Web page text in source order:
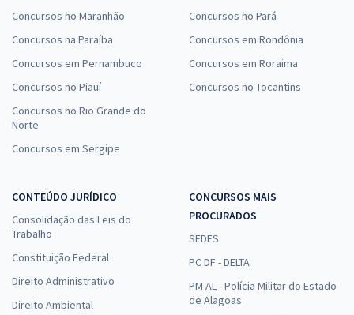
Concursos no Maranhão
Concursos na Paraíba
Concursos em Pernambuco
Concursos no Piauí
Concursos no Rio Grande do
Norte
Concursos em Sergipe
Concursos no Pará
Concursos em Rondônia
Concursos em Roraima
Concursos no Tocantins
CONTEÚDO JURÍDICO
Consolidação das Leis do
Trabalho
Constituição Federal
Direito Administrativo
Direito Ambiental
CONCURSOS MAIS
PROCURADOS
SEDES
PC DF - DELTA
PM AL - Polícia Militar do Estado
de Alagoas